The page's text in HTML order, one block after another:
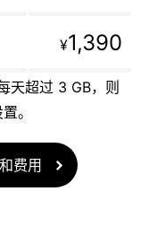
¥1,390
天超过 3 GB，则
。
费用